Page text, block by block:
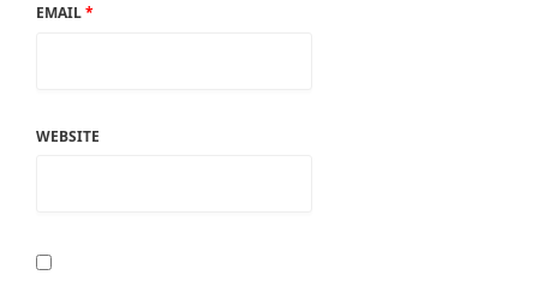
EMAIL*
WEBSITE